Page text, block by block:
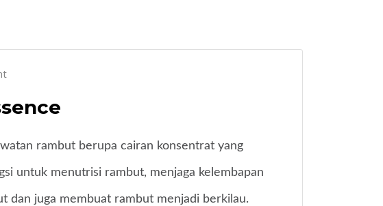
rambut berupa cairan konsentrat yang
untuk menutrisi rambut, menjaga kelembapan
dan juga membuat rambut menjadi berkilau.